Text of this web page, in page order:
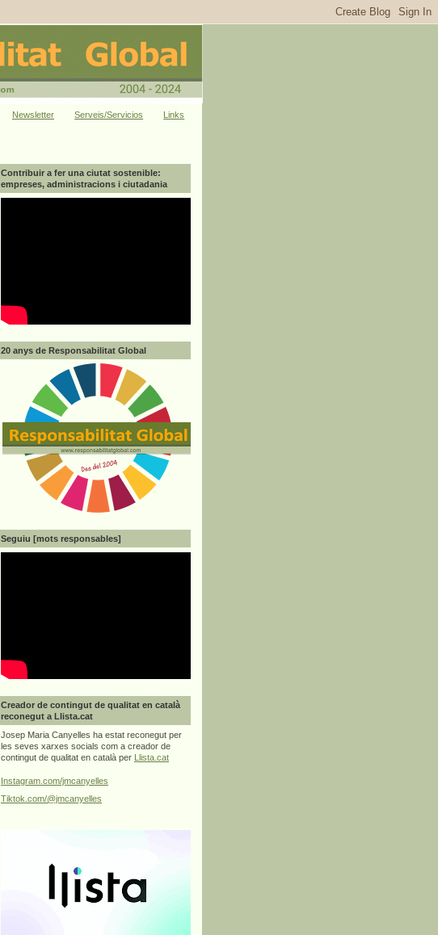
Newsletter Serveis/Servicios Links
Contribuir a fer una ciutat sostenible:
empreses, administracions i ciutadania
20 anys de Responsabilitat Global
Seguiu [mots responsables]
Creador de contingut de qualitat en català
reconegut a Llista.cat
Josep Maria Canyelles ha estat reconegut per
les seves xarxes socials com a creador de
contingut de qualitat en català per
Llista.cat
Instagram.com/jmcanyelles
Tiktok.com/@jmcanyelles